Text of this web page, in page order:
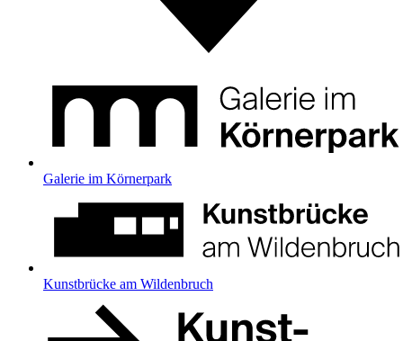
Galerie im Körnerpark
Kunstbrücke am Wildenbruch